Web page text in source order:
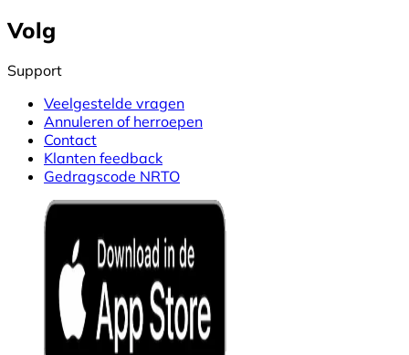
Volg
Support
Veelgestelde vragen
Annuleren of herroepen
Contact
Klanten feedback
Gedragscode NRTO